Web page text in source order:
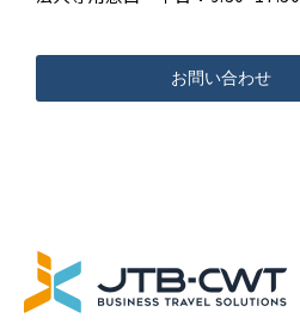
お問い合わせ